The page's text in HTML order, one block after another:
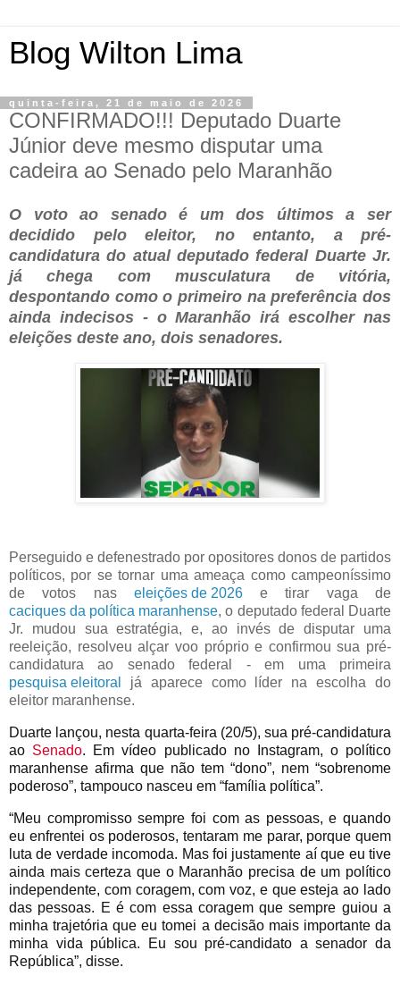
Blog Wilton Lima
quinta-feira, 21 de maio de 2026
CONFIRMADO!!! Deputado Duarte
Júnior deve mesmo disputar uma
cadeira ao Senado pelo Maranhão
O voto ao senado é um dos últimos a ser
decidido pelo eleitor, no entanto, a pré-
candidatura do atual deputado federal Duarte Jr.
já chega com musculatura de vitória,
despontando como o primeiro na preferência dos
ainda indecisos - o Maranhão irá escolher nas
eleições deste ano, dois senadores.
Perseguido e defenestrado por opositores donos de partidos
políticos, por se tornar uma ameaça como campeoníssimo
de votos nas eleições de 2026e tirar vaga de
caciques da política maranhense, o deputado federal Duarte
Jr. mudou sua estratégia, e, ao invés de disputar uma
reeleição, resolveu alçar voo próprio e confirmou sua pré-
candidatura ao senado federal - em uma primeira
pesquisa eleitoral
já aparece como líder na escolha do
eleitor maranhense.
Duarte lançou, nesta quarta-feira (20/5), sua pré-candidatura
ao Senado. Em vídeo publicado no Instagram, o político
maranhense afirma que não tem “dono”, nem “sobrenome
poderoso”, tampouco nasceu em “família política”.
“Meu compromisso sempre foi com as pessoas, e quando
eu enfrentei os poderosos, tentaram me parar, porque quem
luta de verdade incomoda. Mas foi justamente aí que eu tive
ainda mais certeza que o Maranhão precisa de um político
independente, com coragem, com voz, e que esteja ao lado
das pessoas. E é com essa coragem que sempre guiou a
minha trajetória que eu tomei a decisão mais importante da
minha vida pública. Eu sou pré-candidato a senador da
República”, disse.